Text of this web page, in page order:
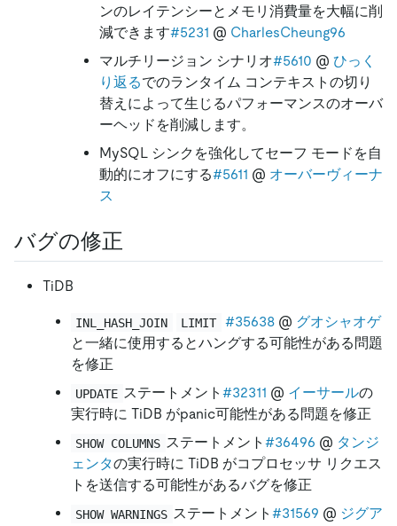
ンのレイテンシーとメモリ消費量を大幅に削
減できます#5231 @ CharlesCheung96
マルチリージョン シナリオ#5610 @ ひっく
り返るでのランタイム コンテキストの切り
替えによって生じるパフォーマンスのオーバ
ーヘッドを削減します。
MySQL シンクを強化してセーフ モードを自
動的にオフにする#5611 @ オーバーヴィーナ
ス
バグの修正
TiDB
INL_HASH_JOIN LIMIT #35638@ グオシャオゲ
と一緒に使用するとハングする可能性がある問題
を修正
UPDATE ステートメント #32311 @ イーサールの
実行時に TiDB がpanic可能性がある問題を修正
SHOW COLUMNS ステートメント #36496 @ タンジ
ェンタの実行時に TiDB がコプロセッサ リクエス
トを送信する可能性があるバグを修正
SHOW WARNINGS ステートメント #31569 @ ジグア